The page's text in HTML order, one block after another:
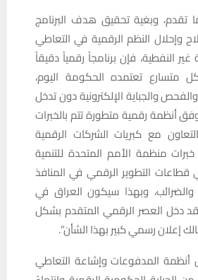
تقدم، وبغية تحقيق هدف البرنامج
وإحلال النظم الرقمية في التعاطي
غير النفطية، فإن برنامجاً رقمياً دقيقاً
متسارع تعتمده الحكومة اليوم،
والجباية الإلكترونية دون تدخل
أنظمة رقمية متطورة تتم بالخبرات
مع كبريات الشركات الرقمية
خبرات منظمة الأمم المتحدة للتنمية
قطاعات التطوير الرقمي في المنافذ
والضرائب، وبهذا سيكون العراق في
العام 2024، قد دخل العصر الرقمي المتقدم بشكل
إعلان رسمي كبير بهذا الشأن”.
أنظمة المدفوعات وإشاعة التعاطي